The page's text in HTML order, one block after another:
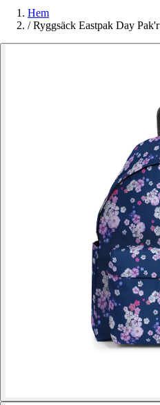
Hem
/ Ryggsäck Eastpak Day Pak'r